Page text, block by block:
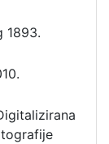
1893.